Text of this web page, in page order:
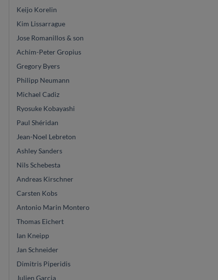
Keijo Korelin
Kim Lissarrague
Jose Romanillos & son
Achim-Peter Gropius
Gregory Byers
Philipp Neumann
Michael Cadiz
Ryosuke Kobayashi
Paul Shéridan
Jean-Noel Lebreton
Ashley Sanders
Nils Schebesta
Andreas Kirschner
Carsten Kobs
Antonio Marin Montero
Thomas Eichert
Ian Kneipp
Jan Schneider
Dimitris Piperidis
Julien Garcia